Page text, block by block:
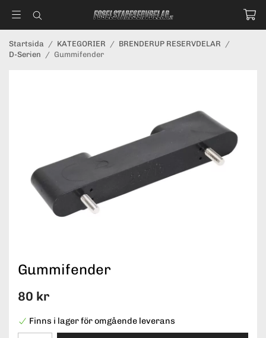
Startsida / KATEGORIER / BRENDERUP RESERVDELAR /
D-Serien / Gummifender
Gummifender
80 kr
Finns i lager för omgående leverans